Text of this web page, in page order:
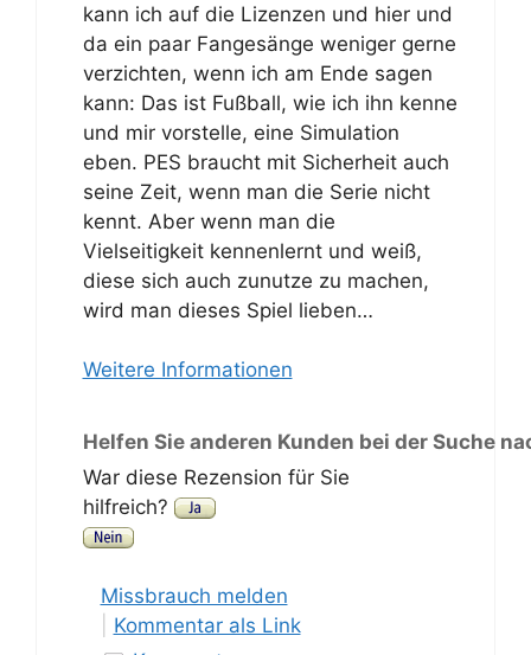
kann ich auf die Lizenzen und hier und
da ein paar Fangesänge weniger gerne
verzichten, wenn ich am Ende sagen
kann: Das ist Fußball, wie ich ihn kenne
und mir vorstelle, eine Simulation
eben. PES braucht mit Sicherheit auch
seine Zeit, wenn man die Serie nicht
kennt. Aber wenn man die
Vielseitigkeit kennenlernt und weiß,
diese sich auch zunutze zu machen,
wird man dieses Spiel lieben…
Weitere Informationen
Helfen Sie anderen Kunden bei der Suche
War diese Rezension für Sie
hilfreich?
Missbrauch melden
Kommentar als Link